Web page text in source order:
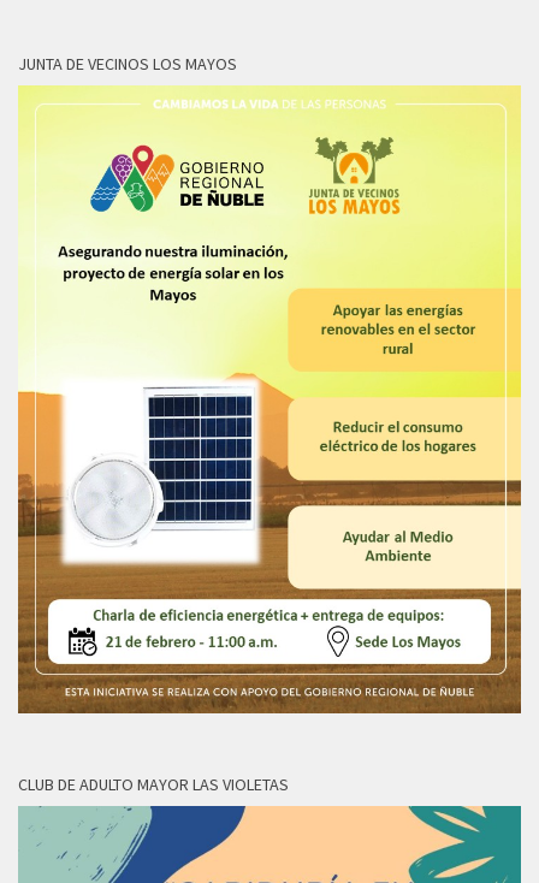
JUNTA DE VECINOS LOS MAYOS
CLUB DE ADULTO MAYOR LAS VIOLETAS